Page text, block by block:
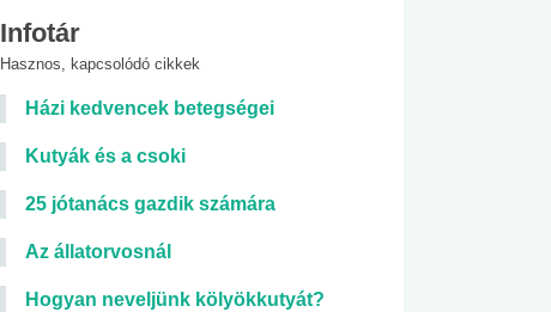
Infotár
Hasznos, kapcsolódó cikkek
Házi kedvencek betegségei
Kutyák és a csoki
25 jótanács gazdik számára
Az állatorvosnál
Hogyan neveljünk kölyökkutyát?